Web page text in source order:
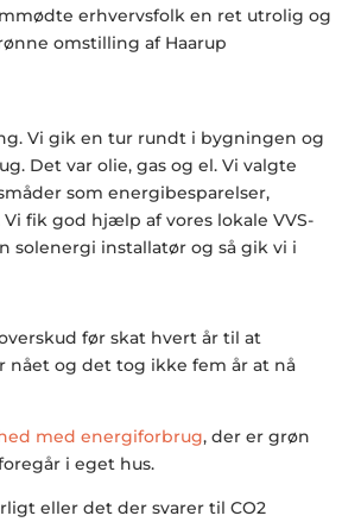
erhvervsfolk en ret utrolig og
omstilling af Haarup
Vi gik en tur rundt i bygningen og
Det var olie, gas og el. Vi valgte
som energibesparelser,
fik god hjælp af vores lokale VVS-
solenergi installatør og så gik vi i
før skat hvert år til at
og det tog ikke fem år at nå
med energiforbrug, der er grøn
i eget hus.
eller det der svarer til CO2